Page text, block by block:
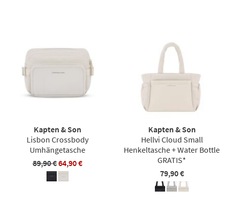
Kapten & Son
Lisbon Crossbody
Umhängetasche
89,90 €64,90 €
Kapten & Son
Hellvi Cloud Small
Henkeltasche + Water Bottle
GRATIS*
79,90 €